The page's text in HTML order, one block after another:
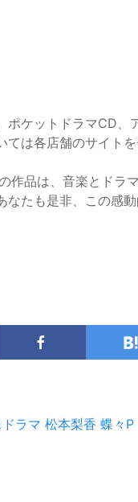
ポケットドラマCD
は各店舗のサイトを
作品は、音楽とドラ
たも是非、この感
ラマ 松本梨香 蝶々P